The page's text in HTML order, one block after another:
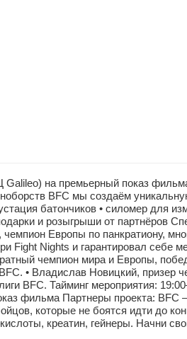
на премьерный показ
BFC мы создаём
батончиков • силомер для
и розыгрыши от партнёров
Европы по панкратиону,
Fight Nights и гарантировал себе
чемпион мира и Европы,
• Владислав Новицкий, призер
BFC. Тайминг мероприятия:
фильма Партнеры проекта: BFC
которые не боятся идти до
креатин, гейнеры. Начни